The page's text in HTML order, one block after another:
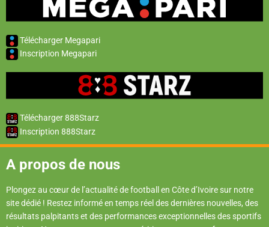
Télécharger Megapari
Inscription Megapari
Télécharger 888Starz
Inscription 888Starz
A propos de nous
Plongez au cœur de l’actualité de football en Côte d’Ivoire sur notre
site dédié ! Restez informé en temps réel des dernières nouvelles, des
résultats palpitants et des performances exceptionnelles des sportifs